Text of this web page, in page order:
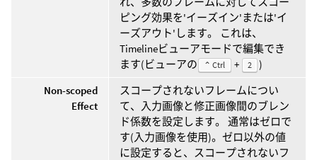
ピング効果を'イーズイン'または'イ
ーズアウト'します。 これは、
Timelineビューアモードで編集でき
ます(ビューアの
⌃ Ctrl + 2
)
Non-scoped
Effect
スコープされないフレームについ
て、入力画像と修正画像間のブレン
ド係数を設定します。 通常はゼロで
す(入力画像を使用)。ゼロ以外の値
に設定すると、スコープされないフ